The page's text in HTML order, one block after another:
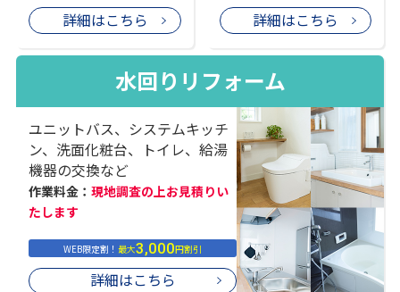
詳細はこちら 詳細はこちら
水回りリフォーム
ユニットバス、システムキッチ
ン、洗面化粧台、トイレ、給湯
機器の交換など
作業料金： 現地調査の上お見積りい
たします
WEB限定割！最大3,000円割引
詳細はこちら